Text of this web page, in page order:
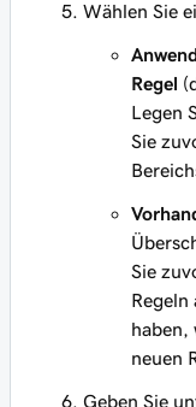
Wählen Sie
Regel
Legen
Sie
Sie
Regeln
haben,
neuen
Geben Sie